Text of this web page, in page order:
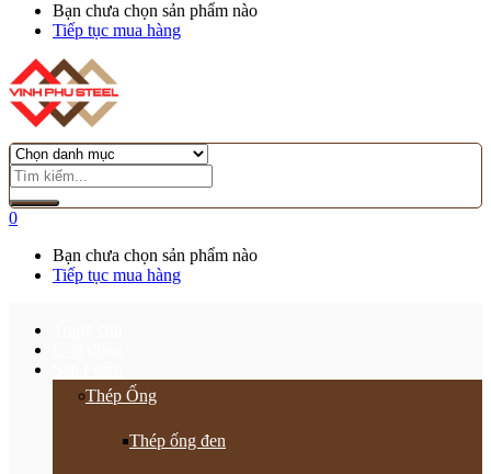
Bạn chưa chọn sản phẩm nào
Tiếp tục mua hàng
0
Bạn chưa chọn sản phẩm nào
Tiếp tục mua hàng
Thép Ống
Thép ống đen